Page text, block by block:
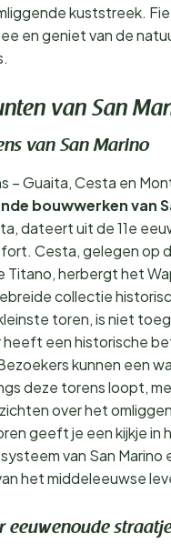
kuststreek.
en geniet van de
van San
van San Marino
– Guaita, Cesta en
bouwwerken van
dateert uit de 11e
Cesta, gelegen op
Titano, herbergt het
collectie
toren, is niet
heeft een historische
kunnen een
deze torens loopt,
over het
geeft je een kijkje in
van San Marino
het middeleeuwse
eeuwenoude